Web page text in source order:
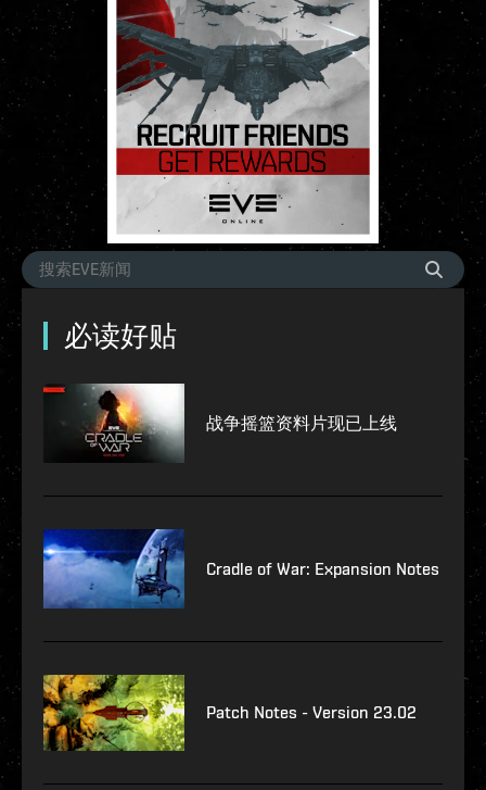
必读好贴
战争摇篮资料片现已上线
Cradle of War: Expansion Notes
Patch Notes - Version 23.02